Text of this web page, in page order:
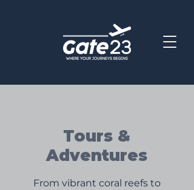
Tours &
Adventures
From vibrant coral reefs to